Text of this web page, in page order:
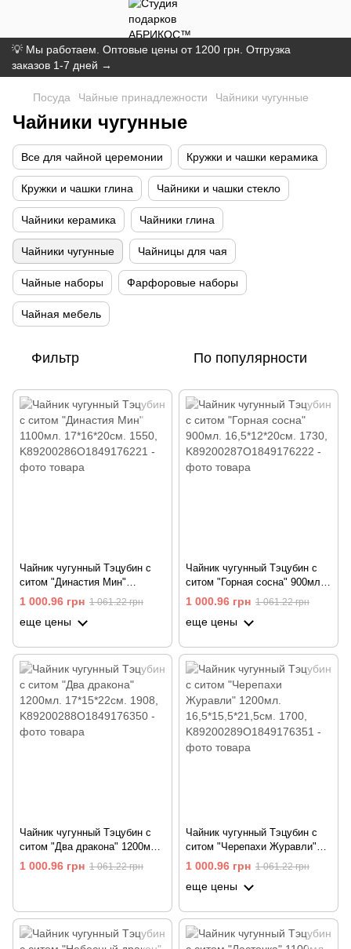
💡 Мы работаем. Оптовые цены от 1200 грн. Отгрузка
заказов 1-7 дней →
Посуда Чайные принадлежности Чайники чугунные
Чайники чугунные
Все для чайной церемонии Кружки и чашки керамика
Кружки и чашки глина Чайники и чашки стекло
Чайники керамика Чайники глина
Чайники чугунные Чайницы для чая
Чайные наборы Фарфоровые наборы
Чайная мебель
Фильтр По популярности
Чайник чугунный Тэцубин с
ситом "Династия Мин"
1100мл. 17*16*20см. 1550
1 000.96 грн 1 061.22 грн
еще цены
Чайник чугунный Тэцубин с
ситом "Горная сосна" 900мл.
16,5*12*20см. 1730
1 000.96 грн 1 061.22 грн
еще цены
Чайник чугунный Тэцубин с
ситом "Два дракона" 1200мл.
17*15*22см. 1908
1 000.96 грн 1 061.22 грн
Чайник чугунный Тэцубин с
ситом "Черепахи Журавли"
1200мл. 16,5*15,5*21,5см.
1 000.96 грн 1 061.22 грн
еще цены